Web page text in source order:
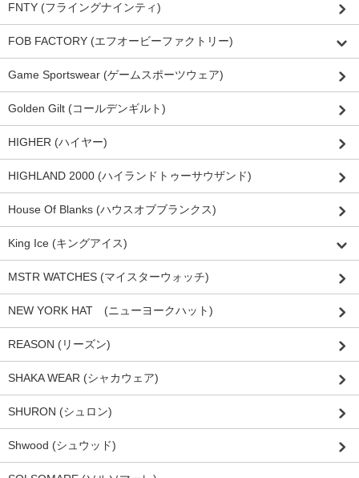
FNTY (フライングナインティ)
FOB FACTORY (エフオービーファクトリー)
Game Sportswear (ゲームスポーツウェア)
Golden Gilt (コールデンギルト)
HIGHER (ハイヤー)
HIGHLAND 2000 (ハイランドトゥーサウザンド)
House Of Blanks (ハウスオブブランクス)
King Ice (キングアイス)
MSTR WATCHES (マイスターウォッチ)
NEW YORK HAT (ニューヨークハット)
REASON (リーズン)
SHAKA WEAR (シャカウェア)
SHURON (シュロン)
Shwood (シュウッド)